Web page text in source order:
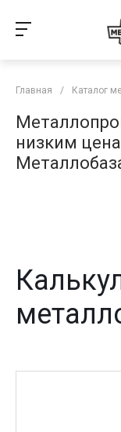
Главная / Каталог
низким